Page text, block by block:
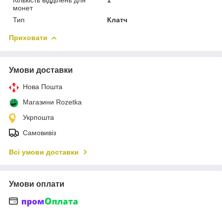
монет
Тип Клатч
Приховати
Умови доставки
Нова Пошта
Магазини Rozetka
Укрпошта
Самовивіз
Всі умови доставки
Умови оплати